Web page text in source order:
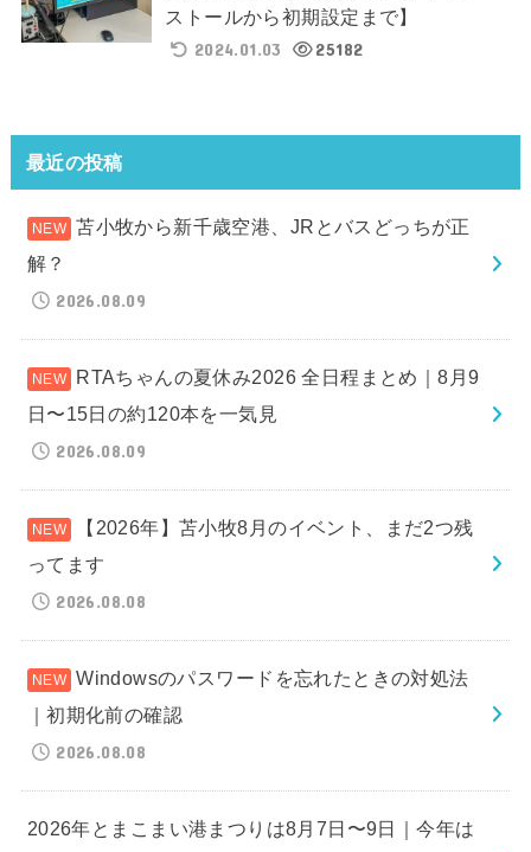
ストールから初期設定まで】
2024.01.03
25182
最近の投稿
苫小牧から新千歳空港、JRとバスどっちが正
解？
2026.08.09
RTAちゃんの夏休み2026 全日程まとめ｜8月9
日〜15日の約120本を一気見
2026.08.09
【2026年】苫小牧8月のイベント、まだ2つ残
ってます
2026.08.08
Windowsのパスワードを忘れたときの対処法
｜初期化前の確認
2026.08.08
2026年とまこまい港まつりは8月7日〜9日｜今年は